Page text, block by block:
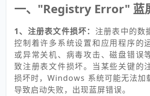
一、"Registry Error" 蓝
1、注册表文件损坏： 注册表中的数
控制着许多系统设置和应用程序的
或异常关机、病毒攻击、磁盘错误
致注册表文件损坏。当某些关键的
损坏时，Windows 系统可能无法加
导致启动失败，出现蓝屏错误。